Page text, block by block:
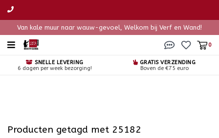
Van kale muur naar wauw-gevoel, Welkom bij Verf en Wand!
0
SNELLE LEVERING
6 dagen per week bezorging!
GRATIS VERZENDING
Boven de €75 euro
Producten getagd met 25182